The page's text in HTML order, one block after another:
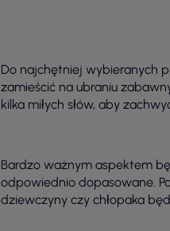
Do najchętniej wybieranych
zamieścić na ubraniu
kilka miłych słów, aby
Bardzo ważnym aspektem
odpowiednio dopasowane.
dziewczyny czy chłopaka